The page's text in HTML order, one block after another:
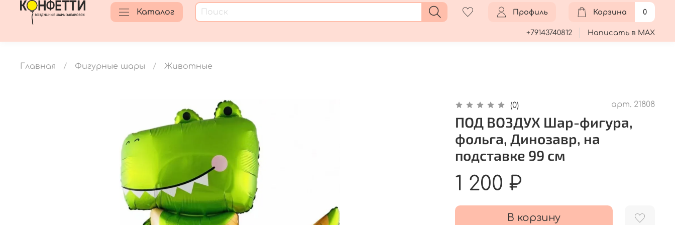
Каталог Профиль Корзина 0
+79143740812 Написать в MAX
Главная Фигурные шары Животные
(0) арт. 21808
ПОД ВОЗДУХ Шар-фигура,
фольга, Динозавр, на
подставке 99 см
1 200 ₽
В корзину